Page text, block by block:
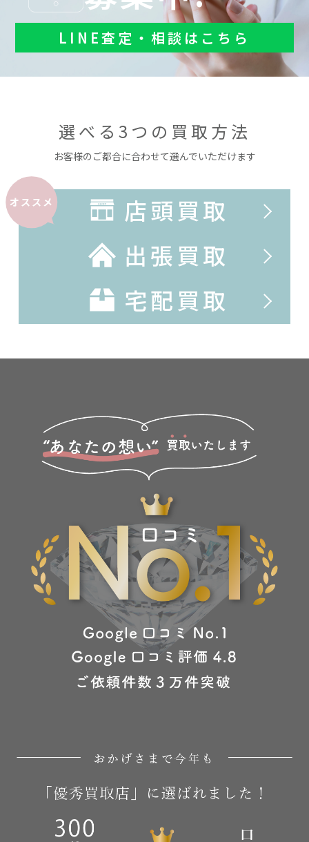
LINE査定・相談はこちら
選べる3つの買取方法
お客様のご都合に合わせて選んでいただけます
オススメ
店頭買取
出張買取
宅配買取